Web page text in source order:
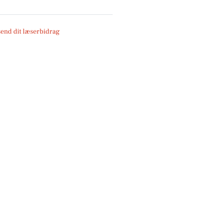
dit læserbidrag